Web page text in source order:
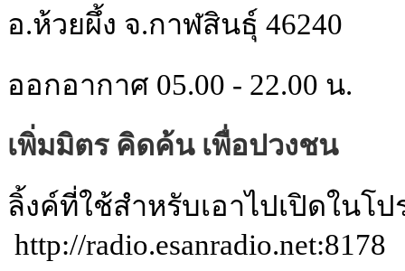
อ.ห้วยผึ้ง จ.กาฬสินธุ์ 46240
ออกอากาศ 05.00 - 22.00 น.
เพิ่มมิตร คิดค้น เพื่อปวงชน
ลิ้งค์ที่ใช้สำหรับเอาไปเปิดในโ
http://radio.esanradio.net:8178